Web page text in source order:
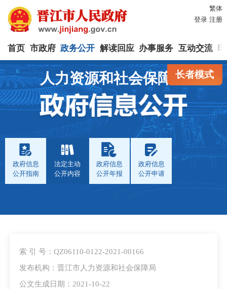
繁体
登录 注册
首页 市政府 政务公开 解读回应 办事服务 互动交流
长者模式
人力资源和社会保障局
政府信息
公开指南
法定主动
公开内容
政府信息
公开年报
政府信息
公开申请
索 引 号：QZ06110-0122-2021-00166
发布机构：晋江市人力资源和社会保障局
公文生成日期：2021-10-22